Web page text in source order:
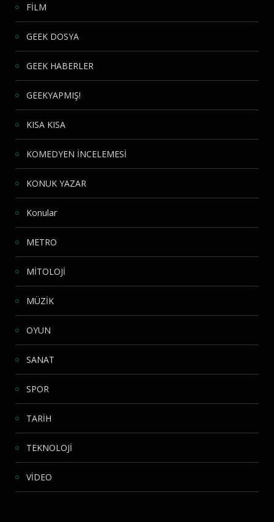
FİLM
GEEK DOSYA
GEEK HABERLER
GEEKYAPMIŞ!
KISA KISA
KOMEDYEN İNCELEMESİ
KONUK YAZAR
Konular
METRO
MİTOLOJİ
MÜZİK
OYUN
SANAT
SPOR
TARİH
TEKNOLOJİ
VİDEO